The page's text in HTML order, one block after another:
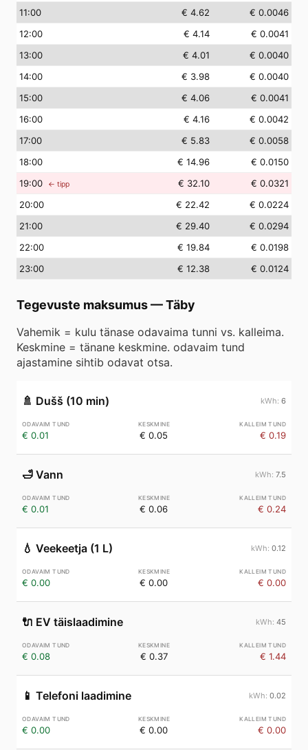
11:00 € 4.62
€ 0.0046
12:00 € 4.14
€ 0.0041
13:00 € 4.01
€ 0.0040
14:00 € 3.98
€ 0.0040
15:00 € 4.06
€ 0.0041
16:00 € 4.16
€ 0.0042
17:00 € 5.83
€ 0.0058
18:00 € 14.96
€ 0.0150
19:00 ← tipp € 32.10
€ 0.0321
20:00 € 22.42
€ 0.0224
21:00 € 29.40
€ 0.0294
22:00 € 19.84
€ 0.0198
23:00 € 12.38 € 0.0124
Tegevuste maksumus—Täby
Vahemik = kulu tänase odavaima tunni vs. kalleima.
Keskmine = tänane keskmine. odavaim tund
ajastamine sihtib odavat otsa.
🚿 Dušš (10 min) 6
€ 0.01 € 0.05 € 0.19
🛁 Vann 7.5
€ 0.01 € 0.06 € 0.24
💧 Veekeetja (1 L) 0.12
€ 0.00 € 0.00 € 0.00
🔌 EV täislaadimine 45
€ 0.08 € 0.37 € 1.44
📱 Telefoni laadimine 0.02
€ 0.00 € 0.00 € 0.00